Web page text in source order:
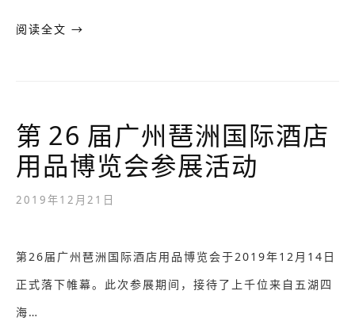
阅读全文 →
第 26 届广州琶洲国际酒店
用品博览会参展活动
2019年12月21日
第26届广州琶洲国际酒店用品博览会于2019年12月14日
正式落下帷幕。此次参展期间，接待了上千位来自五湖四
海…